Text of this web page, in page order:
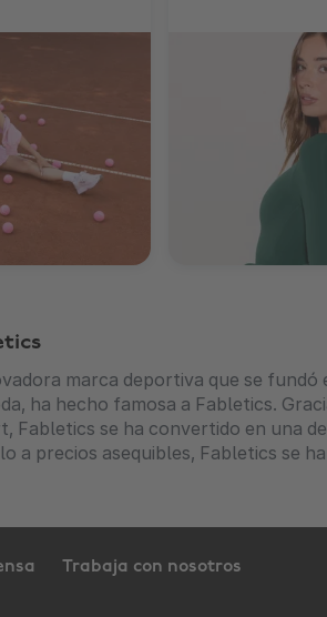
marca deportiva que se
ha hecho famosa a Fabletics.
Fabletics se ha convertido en una
a precios asequibles, Fabletics se
Trabaja con nosotros